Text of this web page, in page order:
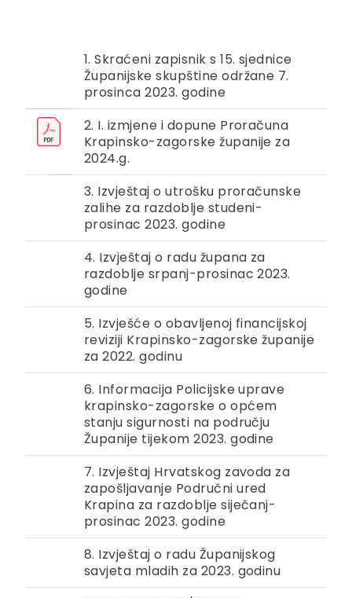
1. Skraćeni zapisnik s 15. sjednice
Županijske skupštine održane 7.
prosinca 2023. godine
2. I. izmjene i dopune Proračuna
Krapinsko-zagorske županije za
2024.g.
3. Izvještaj o utrošku proračunske
zalihe za razdoblje studeni-
prosinac 2023. godine
4. Izvještaj o radu župana za
razdoblje srpanj-prosinac 2023.
godine
5. Izvješće o obavljenoj financijskoj
reviziji Krapinsko-zagorske županije
za 2022. godinu
6. Informacija Policijske uprave
krapinsko-zagorske o općem
stanju sigurnosti na području
Županije tijekom 2023. godine
7. Izvještaj Hrvatskog zavoda za
zapošljavanje Područni ured
Krapina za razdoblje siječanj-
prosinac 2023. godine
8. Izvještaj o radu Županijskog
savjeta mladih za 2023. godinu